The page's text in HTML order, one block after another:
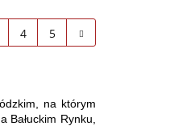
4 5
na którym
Rynku,